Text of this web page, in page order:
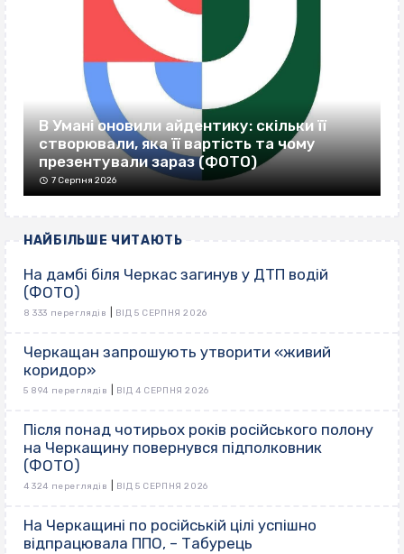
В Умані оновили айдентику: скільки її
створювали, яка її вартість та чому
презентували зараз (ФОТО)
7 Серпня 2026
НАЙБІЛЬШЕ ЧИТАЮТЬ
На дамбі біля Черкас загинув у ДТП водій
(ФОТО)
8 333 переглядів ВІД 5 СЕРПНЯ 2026
Черкащан запрошують утворити «живий
коридор»
5 894 переглядів ВІД 4 СЕРПНЯ 2026
Після понад чотирьох років російського полону
на Черкащину повернувся підполковник
(ФОТО)
4 324 переглядів ВІД 5 СЕРПНЯ 2026
На Черкащині по російській цілі успішно
відпрацювала ППО, – Табурець